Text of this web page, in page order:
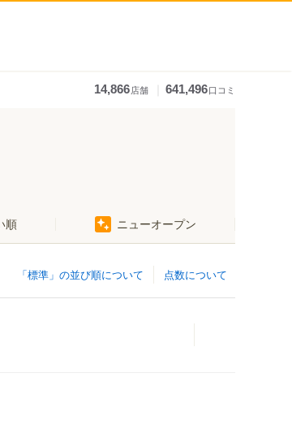
14,866店舗 641,496口コミ
順 ニューオープン
点数について
「標準」の並び順について